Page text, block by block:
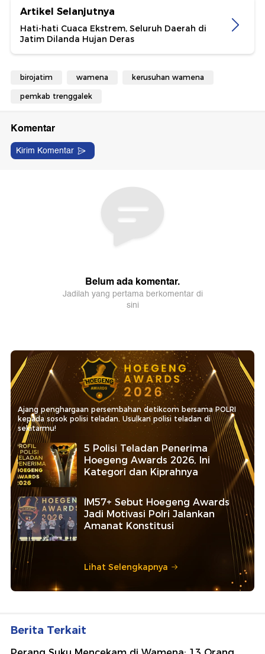
Artikel Selanjutnya
Hati-hati Cuaca Ekstrem, Seluruh Daerah di
Jatim Dilanda Hujan Deras
birojatim wamena kerusuhan wamena
pemkab trenggalek
Ajang penghargaan persembahan detikcom bersama POLRI
kepada sosok polisi teladan. Usulkan polisi teladan di
sekitarmu!
5 Polisi Teladan Penerima
Hoegeng Awards 2026, Ini
Kategori dan Kiprahnya
IM57+ Sebut Hoegeng Awards
Jadi Motivasi Polri Jalankan
Amanat Konstitusi
Lihat Selengkapnya
Berita Terkait